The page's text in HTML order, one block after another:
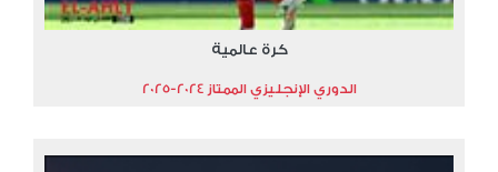
كرة عالمية
الدوري الإنجليزي الممتاز 2024-2025